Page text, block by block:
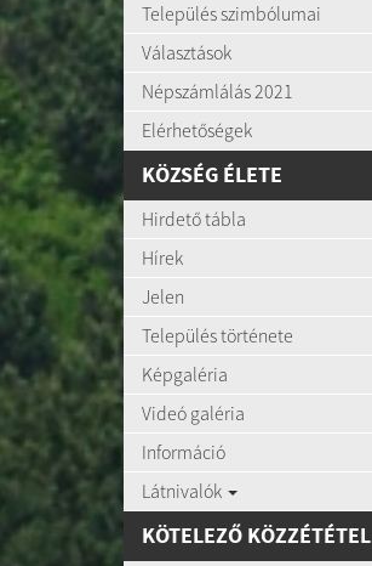
Település szimbólumai
Választások
Népszámlálás 2021
Elérhetőségek
KÖZSÉG ÉLETE
Hirdető tábla
Hírek
Jelen
Település története
Képgaléria
Videó galéria
Információ
Látnivalók
KÖTELEZŐ KÖZZÉTÉTEL